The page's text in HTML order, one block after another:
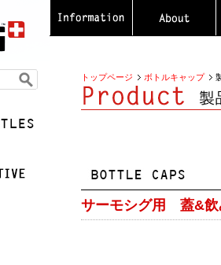
トップページ ボトルキャップ
サーモシグ用 蓋&